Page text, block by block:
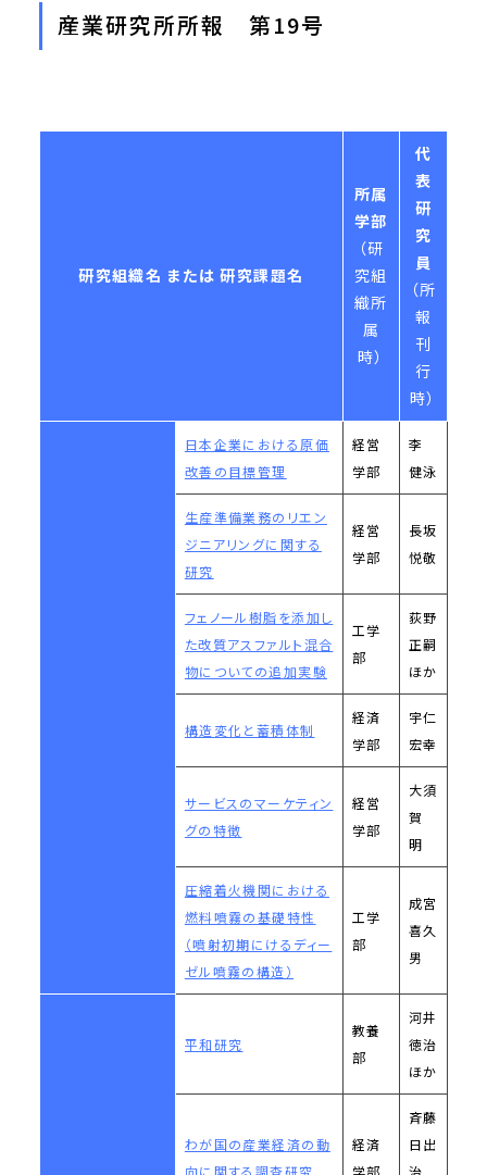
産業研究所所報 第19号
研究組織名 または 研究課題名
所属
学部
（研
究組
織所
属
時）
代
表
研
究
員
（所
報
刊
行
時）
日本企業における原価
改善の目標管理
経営
学部
李
健泳
生産準備業務のリエン
ジニアリングに関する
研究
経営
学部
長坂
悦敬
フェノール樹脂を添加し
た改質アスファルト混合
物についての追加実験
工学
部
荻野
正嗣
ほか
構造変化と蓄積体制
経済
学部
宇仁
宏幸
サービスのマーケティン
グの特徴
経営
学部
大須
賀
明
圧縮着火機関における
燃料噴霧の基礎特性
（噴射初期にけるディー
ゼル噴霧の構造）
工学
部
成宮
喜久
男
平和研究
教養
部
河井
徳治
ほか
わが国の産業経済の動
向に関する調査研究
経済
学部
斉藤
日出
治